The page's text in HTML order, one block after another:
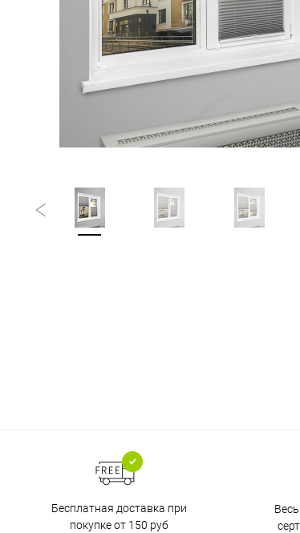
Бесплатная доставка при
покупке от 150 руб